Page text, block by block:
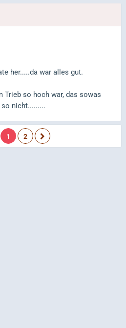
her.....da war alles gut.
Trieb so hoch war, das sowas
nicht.........
1 2